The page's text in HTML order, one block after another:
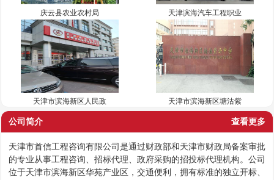
庆云县农业农村局 天津滨海汽车工程职业
天津市滨海新区人民政 天津市滨海新区塘沽紫
查看更多
公司简介
天津市首信工程咨询有限公司是通过财政部和天津市财政局备案审批
的专业从事工程咨询、招标代理、政府采购的招投标代理机构。公司
位于天津市滨海新区华苑产业区，交通便利，拥有标准的独立开标、